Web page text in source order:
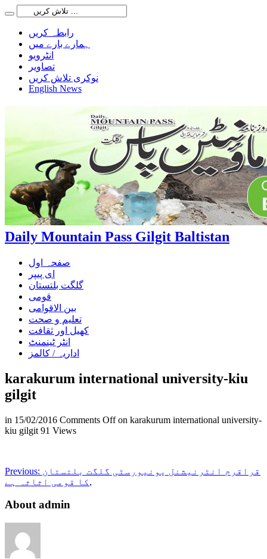
رابطہ کریں
ہمارے بارے میں
انٹرویو
تصاویر
نوکری تلاش کریں
English News
Daily Mountain Pass Gilgit Baltistan
صفحہ اول
ای پیپر
گلگت بلتستان
قومی
بین الاقوامی
تعلیم و صحت
کھیل اور ثقافت
انٹر ٹینمنٹ
اداریہ / کالمز
karakurum international university-kiu
gilgit
in 15/02/2016 Comments Offon karakurum international university-
kiu gilgit 91 Views
Previous:
کا قومی اثاثہ ہے,
About admin